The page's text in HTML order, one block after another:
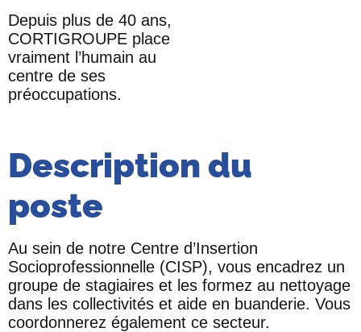
Depuis plus de 40 ans,
CORTIGROUPE place
vraiment l’humain au
centre de ses
préoccupations.
Description du
poste
Au sein de notre Centre d’Insertion
Socioprofessionnelle (CISP), vous encadrez un
groupe de stagiaires et les formez au nettoyage
dans les collectivités et aide en buanderie. Vous
coordonnerez également ce secteur.